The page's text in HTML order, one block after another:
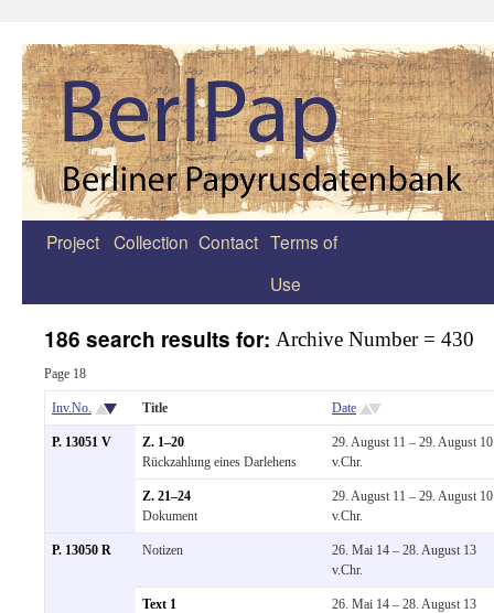
Zum
Project Collection Contact Terms of
Use
186 search results for: Archive Number = 430
Page 18
Inv.No. Title Date
P. 13051 V
Z. 1–20
Rückzahlung eines Darlehens
29. August 11 – 29. August 10
v.Chr.
Z. 21–24
Dokument
29. August 11 – 29. August 10
v.Chr.
P. 13050 R Notizen
26. Mai 14 – 28. August 13
v.Chr.
Text 1
26. Mai 14 – 28. August 13